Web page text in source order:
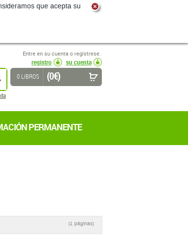
que acepta su
Entre en su cuenta o regístrese.
registro
su cuenta
buscar
0 LIBROS (0 €)
PERMANENTE
(1 páginas)